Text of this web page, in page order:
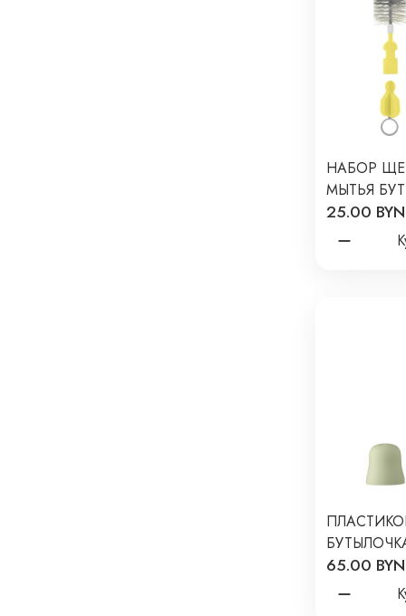
НАБОР
МЫТЬЯ
ЦВЕТ:
25.00 BYN
ЦВЕТ:
65.00 BYN